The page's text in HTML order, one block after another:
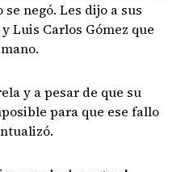
negó. Les dijo a sus
Luis Carlos Gómez que
y a pesar de que su
para que ese fallo